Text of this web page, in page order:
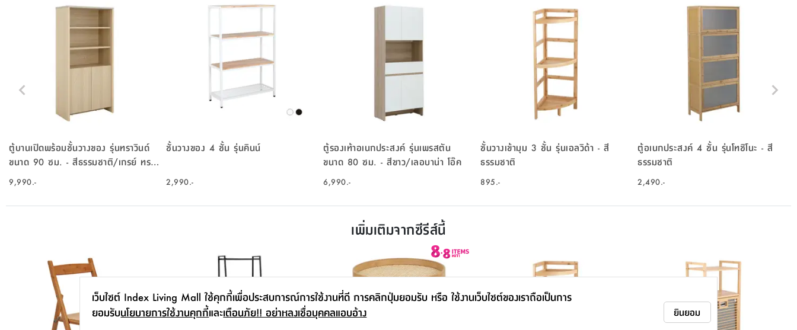
ตู้บานเปิดพร้อมชั้นวางของ รุ่นทราวินด์
ขนาด 90 ซม. - สีธรรมชาติ/เกรย์ ทรา
9,990.-
ชั้นวางของ 4 ชั้น รุ่นคินน์
2,990.-
ตู้รองเท้าอเนกประสงค์ รุ่นเพรสตัน
ขนาด 80 ซม. - สีขาว/เลอบาน่า โอ๊ค
6,990.-
ชั้นวางเข้ามุม 3 ชั้น รุ่นเอลวิด้า - สี
ธรรมชาติ
895.-
ตู้อเนกประสงค์ 4 ชั้น รุ่นโทชิโนะ - สี
ธรรมชาติ
2,490.-
เพิ่มเติมจากซีรีส์นี้
เว็บไซต์ Index Living Mall ใช้คุกกี้เพื่อประสบการณ์การใช้งานที่ดี การคลิกปุ่มยอมรับ หรือ ใช้งานเว็บไซต์ของเราถือเป็นการ
ยอมรับนโยบายการใช้งานคุกกี้และเตือนภัย!! อย่าหลงเชื่อบุคคลแอบอ้าง ยินยอม